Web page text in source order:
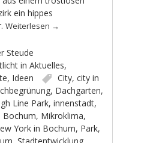
ein hippes
Weiterlesen →
Steude
inAktuelles,
, Ideen City,city in
, Dachgarten,
Line Park,innenstadt,
Bochum, Mikroklima,
York in Bochum, Park,